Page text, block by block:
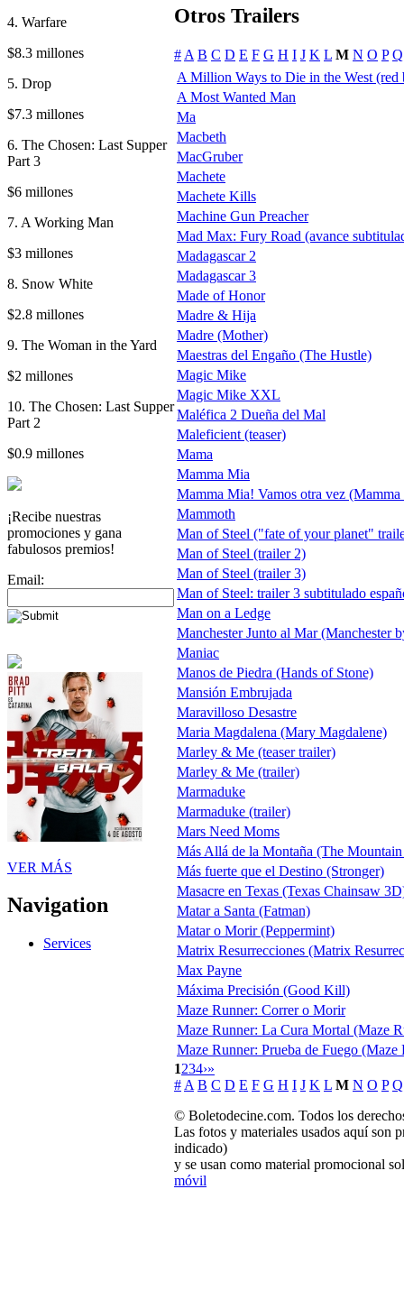
4. Warfare
$8.3 millones
5. Drop
$7.3 millones
6. The Chosen: Last Supper
Part 3
$6 millones
7. A Working Man
$3 millones
8. Snow White
$2.8 millones
9. The Woman in the Yard
$2 millones
10. The Chosen: Last Supper
Part 2
$0.9 millones
¡Recibe nuestras
promociones y gana
fabulosos premios!
Email:
VER MÁS
Navigation
Services
Otros Trailers
# A B C D E F G H I J K L M N O P Q
A Million Ways to Die in the West (red
A Most Wanted Man
Ma
Macbeth
MacGruber
Machete
Machete Kills
Machine Gun Preacher
Mad Max: Fury Road (avance
Madagascar 2
Madagascar 3
Made of Honor
Madre & Hija
Madre (Mother)
Maestras del Engaño (The Hustle)
Magic Mike
Magic Mike XXL
Maléfica 2 Dueña del Mal
Maleficient (teaser)
Mama
Mamma Mia
Mamma Mia! Vamos otra vez
Mammoth
Man of Steel ("fate of your planet"
Man of Steel (trailer 2)
Man of Steel (trailer 3)
Man of Steel: trailer 3 subtitulado
Man on a Ledge
Manchester Junto al Mar (Manchester
Maniac
Manos de Piedra (Hands of Stone)
Mansión Embrujada
Maravilloso Desastre
Maria Magdalena (Mary Magdalene)
Marley & Me (teaser trailer)
Marley & Me (trailer)
Marmaduke
Marmaduke (trailer)
Mars Need Moms
Más Allá de la Montaña (The
Más fuerte que el Destino (Stronger)
Masacre en Texas (Texas Chainsaw
Matar a Santa (Fatman)
Matar o Morir (Peppermint)
Matrix Resurrecciones (Matrix
Max Payne
Máxima Precisión (Good Kill)
Maze Runner: Correr o Morir
Maze Runner: La Cura Mortal (Maze
Maze Runner: Prueba de Fuego
1234›»
# A B C D E F G H I J K L M N O P Q
© Boletodecine.com. Todos los
Las fotos y materiales usados aquí son
indicado)
y se usan como material promocional
móvil